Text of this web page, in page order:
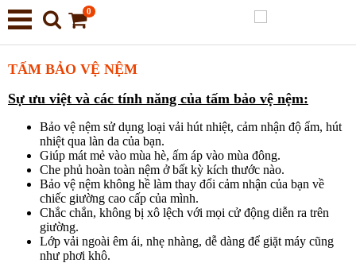
0
TẤM BẢO VỆ NỆM
Sự ưu việt và các tính năng của tấm bảo vệ nệm:
Bảo vệ nệm sử dụng loại vải hút nhiệt, cảm nhận độ ẩm, hút
nhiệt qua làn da của bạn.
Giúp mát mẻ vào mùa hè, ấm áp vào mùa đông.
Che phủ hoàn toàn nệm ở bất kỳ kích thước nào.
Bảo vệ nệm không hề làm thay đổi cảm nhận của bạn về
chiếc giường cao cấp của mình.
Chắc chắn, không bị xô lệch với mọi cử động diễn ra trên
giường.
Lớp vải ngoài êm ái, nhẹ nhàng, dễ dàng để giặt máy cũng
như phơi khô.